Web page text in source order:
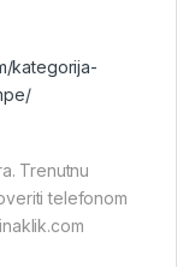
kategorija-
Trenutnu
telefonom